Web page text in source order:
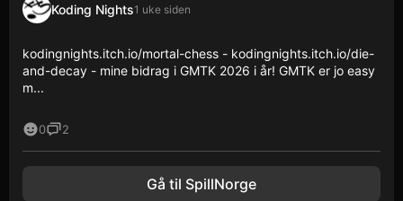
Koding Nights1 uke siden
kodingnights.itch.io/mortal-chess - kodingnights.itch.io/die-
and-decay - mine bidrag i GMTK 2026 i år! GMTK er jo easy
m...
0 2
Gå til SpillNorge